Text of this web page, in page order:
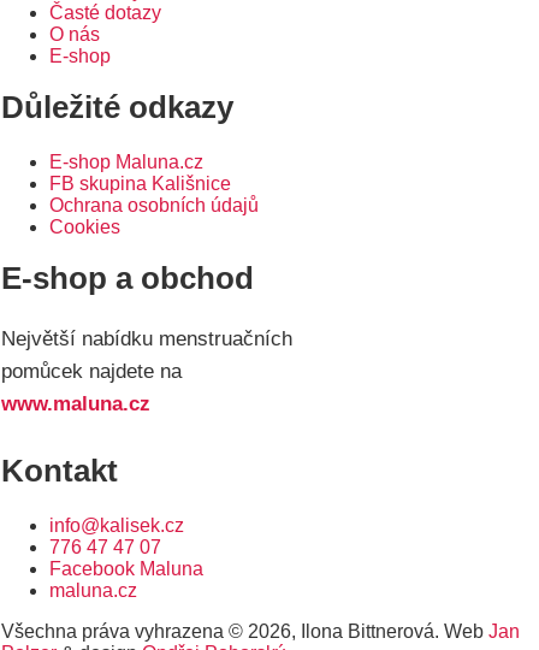
Časté dotazy
O nás
E-shop
Důležité odkazy
E-shop Maluna.cz
FB skupina Kališnice
Ochrana osobních údajů
Cookies
E-shop a obchod
Největší nabídku menstruačních
pomůcek najdete na
www.maluna.cz
Kontakt
info@kalisek.cz
776 47 47 07
Facebook Maluna
maluna.cz
Všechna práva vyhrazena © 2026, Ilona Bittnerová. Web Jan